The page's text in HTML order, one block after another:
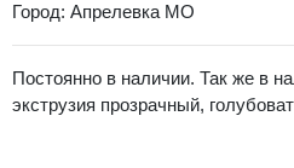
Город: Апрелевка МО
Постоянно в наличии. Так же в
экструзия прозрачный,